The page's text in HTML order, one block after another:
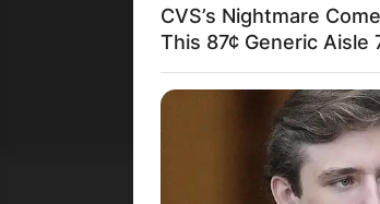
CVS’s Nightmare
This 87¢ Generic Aisle